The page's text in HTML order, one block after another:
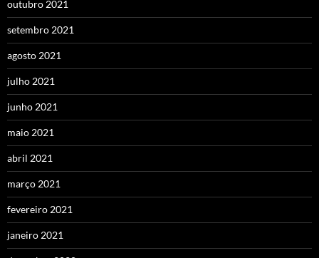
outubro 2021
setembro 2021
agosto 2021
julho 2021
junho 2021
maio 2021
abril 2021
março 2021
fevereiro 2021
janeiro 2021